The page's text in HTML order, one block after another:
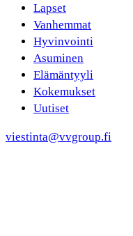
Lapset
Vanhemmat
Hyvinvointi
Asuminen
Elämäntyyli
Kokemukset
Uutiset
viestinta@vvgroup.fi